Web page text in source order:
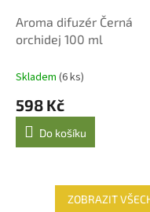
Aroma difuzér Černá
orchidej 100 ml
Skladem (6 ks)
598 Kč
Do košíku
ZOBRAZIT